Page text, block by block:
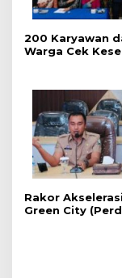
‎200 Karyawan
Warga Cek
Rakor
Green City
Dinas
Kota Pekanbaru